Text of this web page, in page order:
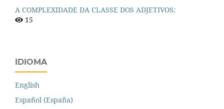
A COMPLEXIDADE DA CLASSE DOS ADJETIVOS:
15
IDIOMA
English
Español (España)